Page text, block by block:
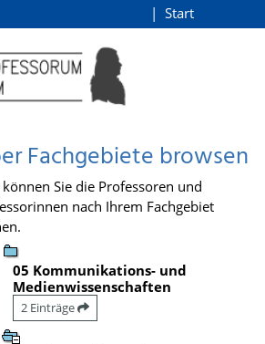
Start
Fachgebiete browsen
Sie die Professoren und
nach Ihrem Fachgebiet
05 Kommunikations- und
Medienwissenschaften
2 Einträge